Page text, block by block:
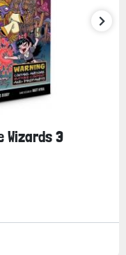
Wizards 3